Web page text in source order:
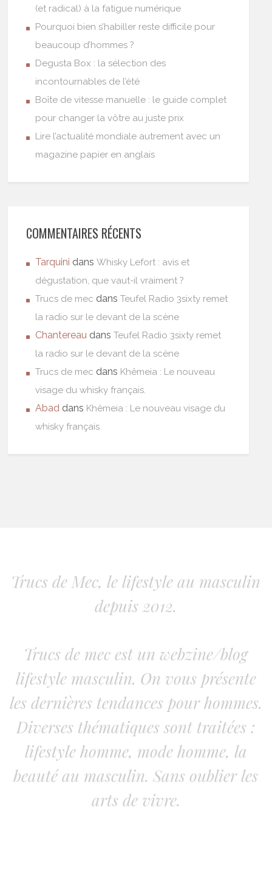
(et radical) à la fatigue numérique
Pourquoi bien s’habiller reste difficile pour
beaucoup d’hommes ?
Degusta Box : la sélection des
incontournables de l’été
Boîte de vitesse manuelle : le guide complet
pour changer la vôtre au juste prix
Lire l’actualité mondiale autrement avec un
magazine papier en anglais
COMMENTAIRES RÉCENTS
Tarquini dansWhisky Lefort : avis et
dégustation, que vaut-il vraiment ?
Trucs de mec dansTeufel Radio 3sixty remet
la radio sur le devant de la scène
Chantereau dansTeufel Radio 3sixty remet
la radio sur le devant de la scène
Trucs de mec dans Khêmeia : Le nouveau
visage du whisky français.
Abad dans Khêmeia : Le nouveau visage du
whisky français.
Trucs de Mec, le lifestyle au masculin
depuis 2012.
Trucs de mec est un webzine/blog
lifestyle masculin. On vous présente
les dernières tendances pour hommes.
Diverses thématiques sont traitées :
lifestyle homme, mode homme, la
beauté au masculin. Sans oublier les
arts de vivre.